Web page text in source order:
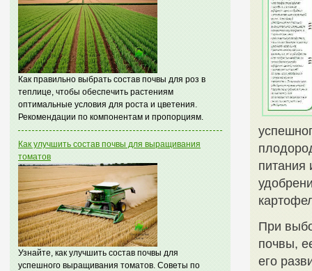
Как правильно выбрать состав почвы для роз в
теплице, чтобы обеспечить растениям
оптимальные условия для роста и цветения.
Рекомендации по компонентам и пропорциям.
Как улучшить состав почвы для выращивания
томатов
Узнайте, как улучшить состав почвы для
успешного выращивания томатов. Советы по
При
почвы,
его